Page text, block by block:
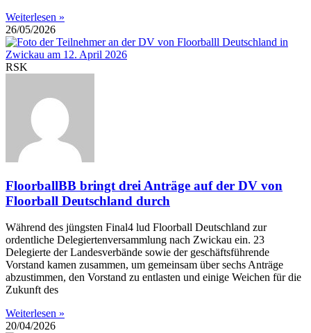
Weiterlesen »
26/05/2026
RSK
FloorballBB bringt drei Anträge auf der DV von
Floorball Deutschland durch
Während des jüngsten Final4 lud Floorball Deutschland zur
ordentliche Delegiertenversammlung nach Zwickau ein. 23
Delegierte der Landesverbände sowie der geschäftsführende
Vorstand kamen zusammen, um gemeinsam über sechs Anträge
abzustimmen, den Vorstand zu entlasten und einige Weichen für die
Zukunft des
Weiterlesen »
20/04/2026